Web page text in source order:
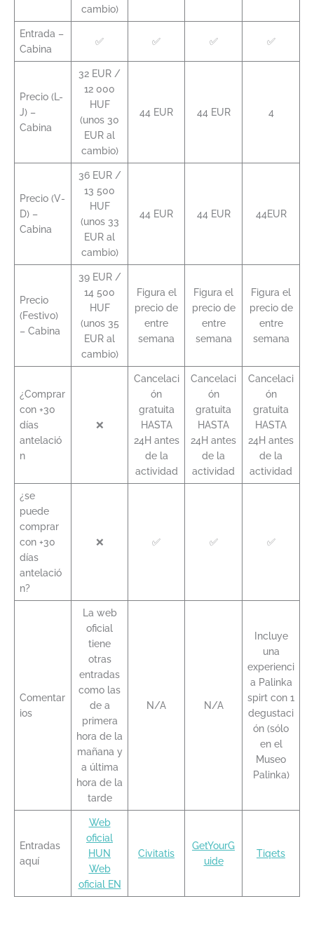
cambio)
Entrada –
Cabina
✅ ✅ ✅ ✅
Precio (L-
J) –
Cabina
32 EUR /
12 000
HUF
(unos 30
EUR al
cambio)
44 EUR 44 EUR 4
Precio (V-
D) –
Cabina
36 EUR /
13 500
HUF
(unos 33
EUR al
cambio)
44 EUR 44 EUR 44EUR
Precio
(Festivo)
– Cabina
39 EUR /
14 500
HUF
(unos 35
EUR al
cambio)
Figura el
precio de
entre
semana
Figura el
precio de
entre
semana
Figura el
precio de
entre
semana
¿Comprar
con +30
días
antelació
n
❌
Cancelaci
ón
gratuita
HASTA
24H antes
de la
actividad
Cancelaci
ón
gratuita
HASTA
24H antes
de la
actividad
Cancelaci
ón
gratuita
HASTA
24H antes
de la
actividad
¿se
puede
comprar
con +30
días
antelació
n?
❌ ✅ ✅ ✅
Comentar
ios
La web
oficial
tiene
otras
entradas
como las
de a
primera
hora de la
mañana y
a última
hora de la
tarde
N/A N/A
Incluye
una
experienci
a Palinka
spirt con 1
degustaci
ón (sólo
en el
Museo
Palinka)
Entradas
aquí
Web
oficial
HUN
Web
oficial EN
Civitatis
GetYourG
uide
Tiqets